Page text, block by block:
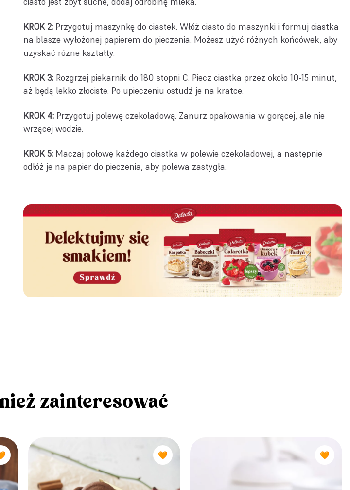
KROK 2: Przygotuj maszynkę do ciastek. Włóż ciasto do maszynki i formuj ciastka
na blasze wyłożonej papierem do pieczenia. Możesz użyć różnych końcówek, aby
uzyskać różne kształty.
KROK 3: Rozgrzej piekarnik do 180 stopni C. Piecz ciastka przez około 10-15 minut,
aż będą lekko złociste. Po upieczeniu ostudź je na kratce.
KROK 4: Przygotuj polewę czekoladową. Zanurz opakowania w gorącej, ale nie
wrzącej wodzie.
KROK 5: Maczaj połowę każdego ciastka w polewie czekoladowej, a następnie
odłóż je na papier do pieczenia, aby polewa zastygła.
zainteresować
🧡 🧡